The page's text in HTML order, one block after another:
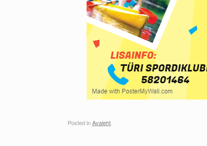
Posted inAvaleht.